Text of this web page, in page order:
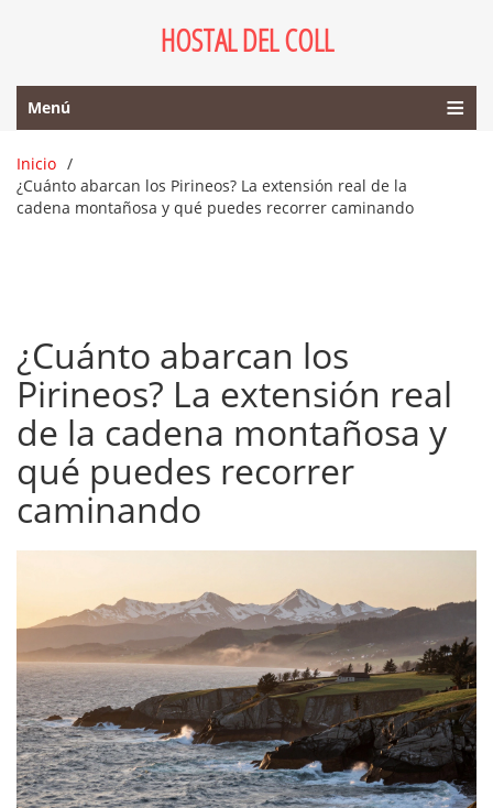
HOSTAL DEL COLL
Menú
Inicio
¿Cuánto abarcan los Pirineos? La extensión real de la
cadena montañosa y qué puedes recorrer caminando
¿Cuánto abarcan los
Pirineos? La extensión real
de la cadena montañosa y
qué puedes recorrer
caminando